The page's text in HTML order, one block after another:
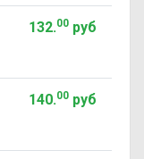
132.00руб
140.00руб